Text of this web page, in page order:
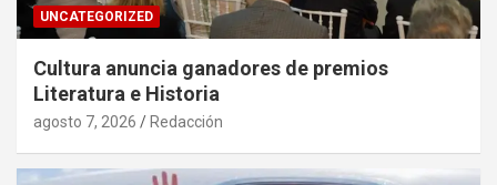
UNCATEGORIZED
Cultura anuncia ganadores de premios
Literatura e Historia
agosto 7, 2026 Redacción